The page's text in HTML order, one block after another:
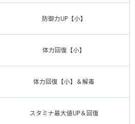
防御力UP【小】
体力回復【小】
体力回復【小】＆解毒
スタミナ最大値UP＆回復